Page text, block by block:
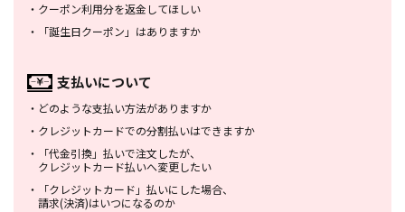
・ クーポン利用分を返金してほしい
・
「誕生日クーポン」はありますか
支払いについて
・ どのような支払い方法がありますか
・ クレジットカードでの分割払いはできますか
・
「代金引換」払いで注文したが、
クレジットカード払いへ変更したい
・
「クレジットカード」払いにした場合、
請求(決済)はいつになるのか